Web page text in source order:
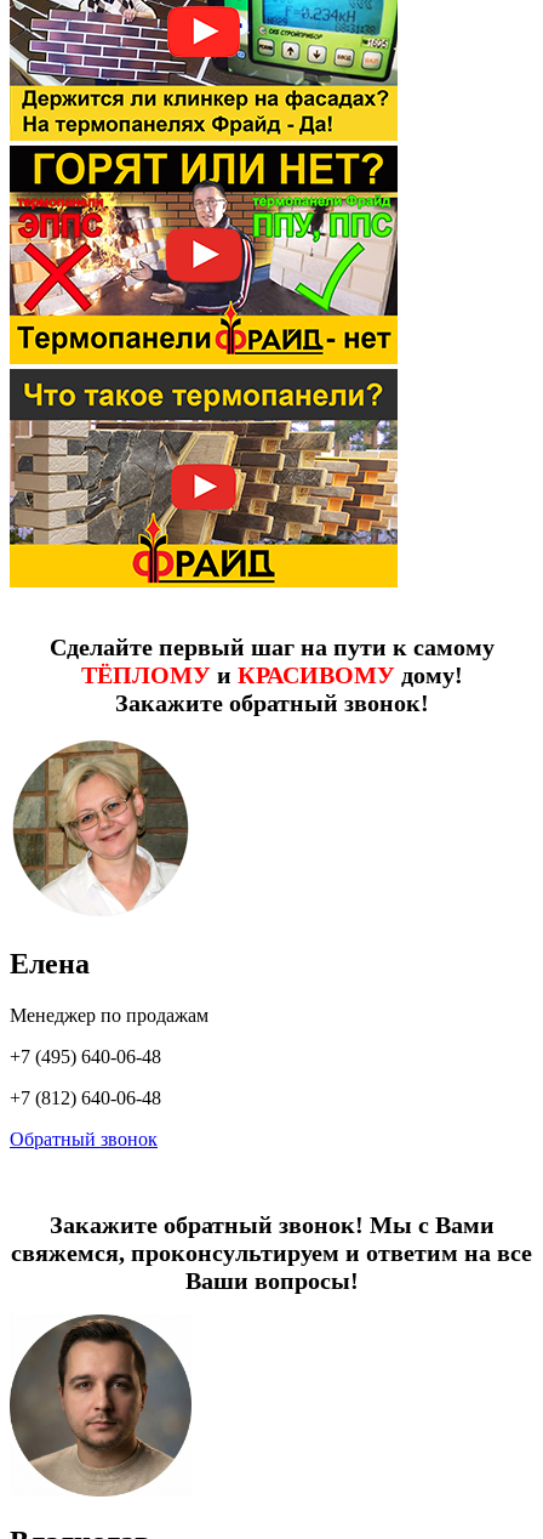
Сделайте первый шаг на пути к самому
ТЁПЛОМУи КРАСИВОМУдому!
Закажите обратный звонок!
Елена
Менеджер по продажам
+7 (495) 640-06-48
+7 (812) 640-06-48
Обратный звонок
Закажите обратный звонок! Мы с Вами
свяжемся, проконсультируем и ответим на все
Ваши вопросы!